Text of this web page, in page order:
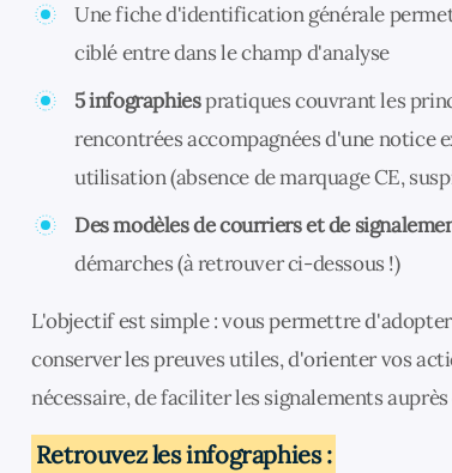
Une fiche d'identification générale
ciblé entre dans le champ d'analyse
5 infographiespratiques couvrant les
rencontrées accompagnées d'une notice
utilisation (absence de marquage CE,
Des modèles de courriers et de
démarches (à retrouver ci-dessous !)
L'objectif est simple : vous permettre
conserver les preuves utiles, d'orienter vos
nécessaire, de faciliter les signalements
Retrouvez les infographies :